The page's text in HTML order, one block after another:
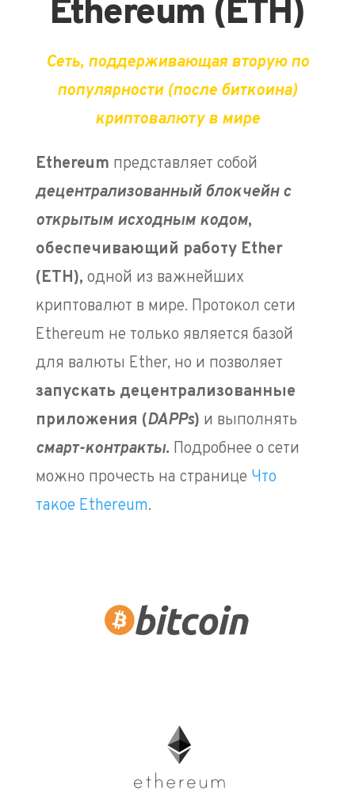
Ethereum (ETH)
Сеть, поддерживающая вторую по
популярности (после биткоина)
криптовалюту в мире
Ethereum представляет собой
децентрализованный блокчейн с
открытым исходным кодом,
обеспечивающий работу Ether
(ETH), одной из важнейших
криптовалют в мире. Протокол сети
Ethereum не только является базой
для валюты Ether, но и позволяет
запускать децентрализованные
приложения (DAPPs) и выполнять
смарт-контракты. Подробнее о сети
можно прочесть на странице Что
такое Ethereum.